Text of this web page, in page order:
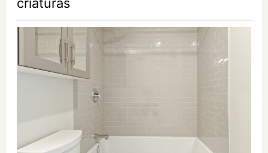
criaturas